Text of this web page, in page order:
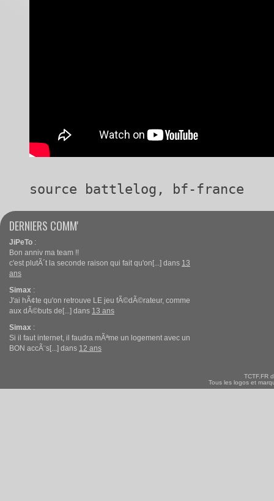
source battlelog, bf-france
DERNIERS COMM'
JiPeTo :
Bon anniv ma team !!
c'est plutÃ´t la seconde raison qui fait qu'on[...] dans 13
ans
Simax :
J'ai hÃ¢te qu'on retrouve LE jeu fÃ©dÃ©rateur, comme
aux dÃ©buts de[...] dans 13 ans
Simax :
Si il faut internet, il faudra mÃªme un logement avec un
BON accÃ¨s[...] dans 12 ans
TCTF.FR
Tous les logos et